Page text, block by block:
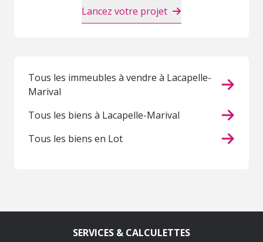
Lancez votre projet
Tous les immeubles à vendre à Lacapelle-
Marival
Tous les biens à Lacapelle-Marival
Tous les biens en Lot
SERVICES & CALCULETTES